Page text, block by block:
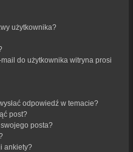
użytkownika?
do użytkownika witryna prosi
odpowiedź w temacie?
post?
posta?
ankiety?